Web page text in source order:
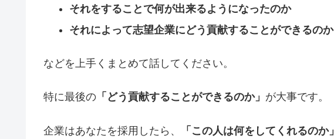
それをすることで何が出来るようになったのか
それによって志望企業にどう貢献することができるのか
などを上手くまとめて話してください。
特に最後の 「どう貢献することができるのか」 が大事です。
企業はあなたを採用したら、 「この人は何をしてくれるのか」